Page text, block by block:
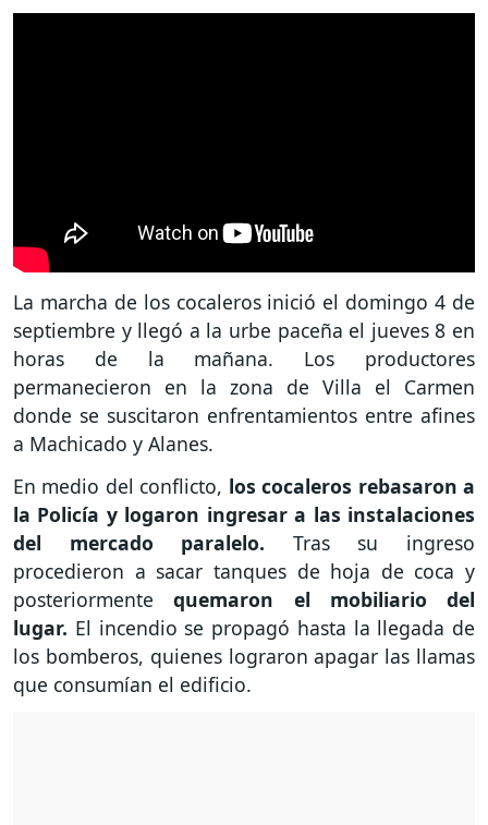
La marcha de los cocaleros inició el domingo 4 de
septiembre y llegó a la urbe paceña el jueves 8 en
horas de la mañana. Los productores
permanecieron en la zona de Villa el Carmen
donde se suscitaron enfrentamientos entre afines
a Machicado y Alanes.
En medio del conflicto, los cocaleros rebasaron a
la Policía y logaron ingresar a las instalaciones
del mercado paralelo. Tras su ingreso
procedieron a sacar tanques de hoja de coca y
posteriormentequemaron el mobiliario del
lugar. El incendio se propagó hasta la llegada de
los bomberos, quienes lograron apagar las llamas
que consumían el edificio.